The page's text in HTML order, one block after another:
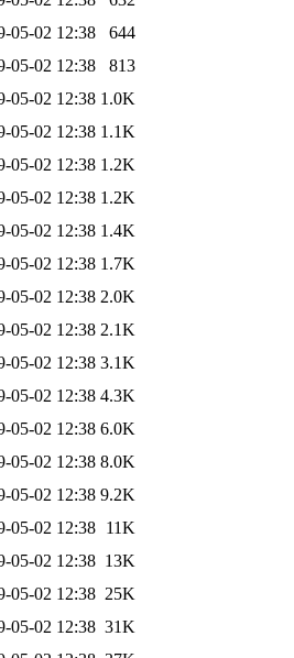
05-02 12:38
644
05-02 12:38
813
05-02 12:38 1.0K
05-02 12:38 1.1K
05-02 12:38 1.2K
05-02 12:38 1.2K
05-02 12:38 1.4K
05-02 12:38 1.7K
05-02 12:38 2.0K
05-02 12:38 2.1K
05-02 12:38 3.1K
05-02 12:38 4.3K
05-02 12:38 6.0K
05-02 12:38 8.0K
05-02 12:38 9.2K
05-02 12:38 11K
05-02 12:38 13K
05-02 12:38 25K
05-02 12:38 31K